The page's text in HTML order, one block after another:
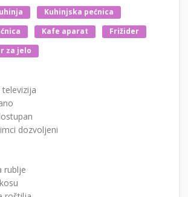
Kuhinjska pećnica
Kafe aparat
Frižider
za jelo
televizija
dozvoljeni
rublje